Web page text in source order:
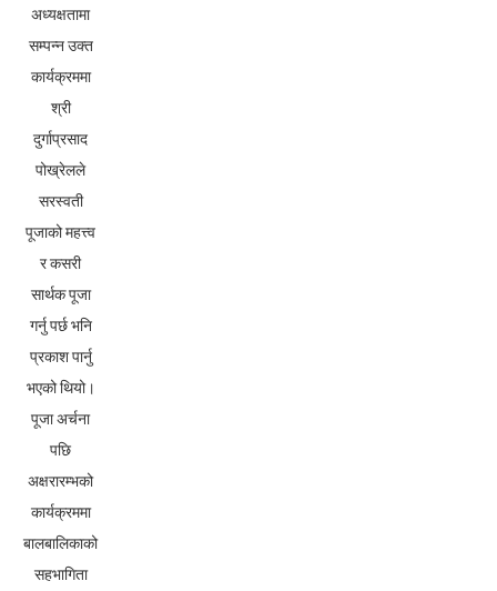
अध्यक्षतामा
सम्पन्न उक्त
कार्यक्रममा
श्री
दुर्गाप्रसाद
पोख्रेलले
सरस्वती
पूजाको महत्त्व
र कसरी
सार्थक पूजा
गर्नु पर्छ भनि
प्रकाश पार्नु
भएको थियो।
पूजा अर्चना
पछि
अक्षरारम्भको
कार्यक्रममा
बालबालिकाको
सहभागिता